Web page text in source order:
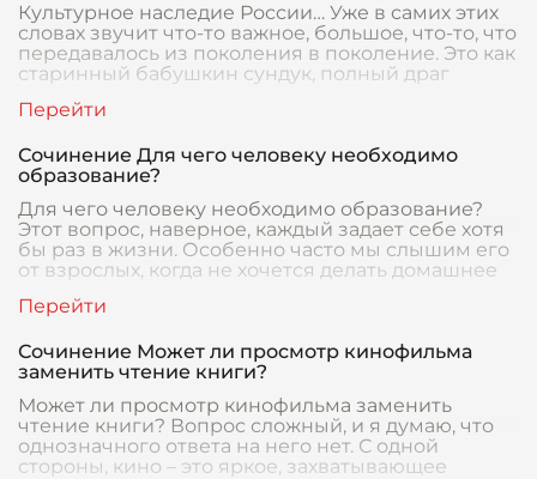
Культурное наследие России… Уже в самих этих
словах звучит что-то важное, большое, что-то, что
передавалось из поколения в поколение. Это как
старинный бабушкин сундук, полный драг
Сочинение Для чего человеку необходимо
образование?
Для чего человеку необходимо образование?
Этот вопрос, наверное, каждый задает себе хотя
бы раз в жизни. Особенно часто мы слышим его
от взрослых, когда не хочется делать домашнее
Сочинение Может ли просмотр кинофильма
заменить чтение книги?
Может ли просмотр кинофильма заменить
чтение книги? Вопрос сложный, и я думаю, что
однозначного ответа на него нет. С одной
стороны, кино – это яркое, захватывающее